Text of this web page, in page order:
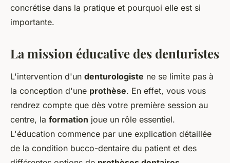
concrétise dans la pratique et pourquoi elle est si
importante.
La mission éducative des denturistes
L'intervention d'un denturologiste ne se limite pas à
la conception d'une prothèse. En effet, vous vous
rendrez compte que dès votre première session au
centre, la formation joue un rôle essentiel.
L'éducation commence par une explication détaillée
de la condition bucco-dentaire du patient et des